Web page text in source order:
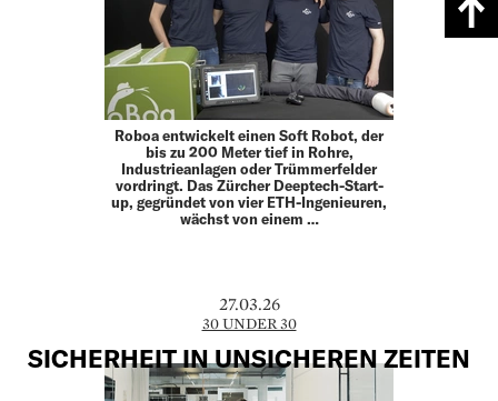
Roboa entwickelt einen Soft Robot, der
bis zu 200 Meter tief in Rohre,
Industrieanlagen oder Trümmerfelder
vordringt. Das Zürcher Deeptech-Start-
up, gegründet von vier ETH-­Ingenieuren,
wächst von einem …
27.03.26
30 UNDER 30
SICHERHEIT IN UNSICHEREN ZEITEN